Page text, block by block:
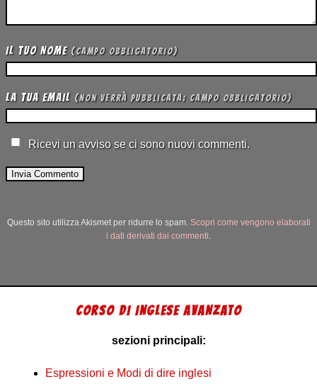
Il tuo Nome (campo obbligatorio)
La tua Email (non verrà pubblicata; campo obbligatorio)
Ricevi un avviso se ci sono nuovi commenti.
Questo sito utilizza Akismet per ridurre lo spam. Scopri come vengono elaborati
i dati derivati dai commenti.
CORSO DI INGLESE AVANZATO
sezioni principali:
Espressioni e Modi di dire inglesi